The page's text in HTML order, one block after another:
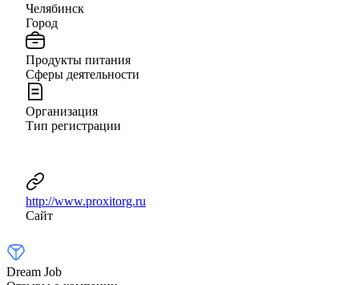
Челябинск
Город
Продукты питания
Сферы деятельности
Организация
Тип регистрации
http://www.proxitorg.ru
Сайт
Dream Job